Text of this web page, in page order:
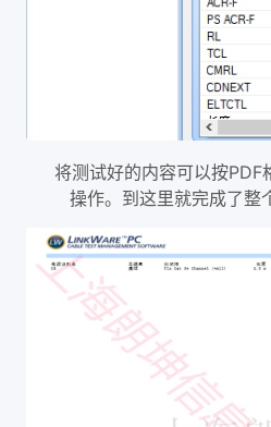
将测试好的内容可以按PDF
操作。到这里就完成了整